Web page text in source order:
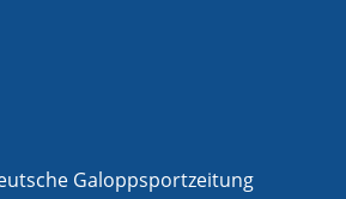
Galoppsportzeitung